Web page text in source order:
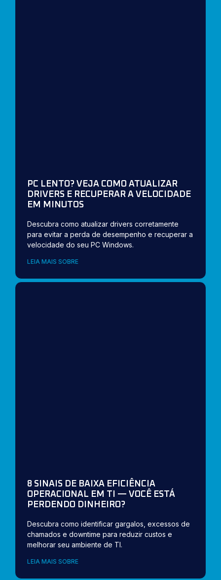
PC LENTO? VEJA COMO ATUALIZAR
DRIVERS E RECUPERAR A VELOCIDADE
EM MINUTOS
Descubra como atualizar drivers corretamente
para evitar a perda de desempenho e recuperar a
velocidade do seu PC Windows.
LEIA MAIS SOBRE
8 SINAIS DE BAIXA EFICIÊNCIA
OPERACIONAL EM TI — VOCÊ ESTÁ
PERDENDO DINHEIRO?
Descubra como identificar gargalos, excessos de
chamados e downtime para reduzir custos e
melhorar seu ambiente de TI.
LEIA MAIS SOBRE